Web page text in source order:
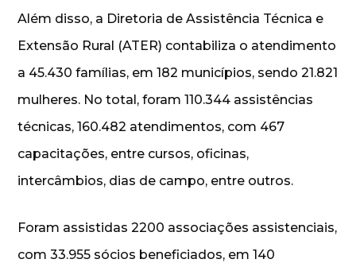
Além disso, a Diretoria de Assistência Técnica e
Extensão Rural (ATER) contabiliza o atendimento
a 45.430 famílias, em 182 municípios, sendo 21.821
mulheres. No total, foram 110.344 assistências
técnicas, 160.482 atendimentos, com 467
capacitações, entre cursos, oficinas,
intercâmbios, dias de campo, entre outros.
Foram assistidas 2200 associações assistenciais,
com 33.955 sócios beneficiados, em 140